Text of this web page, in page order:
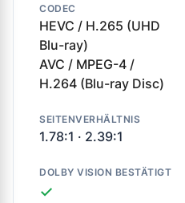
CODEC
HEVC / H.265 (UHD
Blu-ray)
AVC / MPEG-4 /
H.264 (Blu-ray Disc)
SEITENVERHÄLTNIS
1.78:1 · 2.39:1
DOLBY VISION BESTÄTIGT
✓